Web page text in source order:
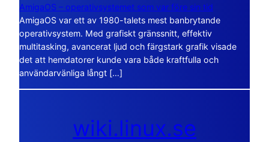
AmigaOS – operativsystemet som var före sin tid
AmigaOS var ett av 1980-talets mest banbrytande
operativsystem. Med grafiskt gränssnitt, effektiv
multitasking, avancerat ljud och färgstark grafik visade
det att hemdatorer kunde vara både kraftfulla och
användarvänliga långt […]
wiki.linux.se